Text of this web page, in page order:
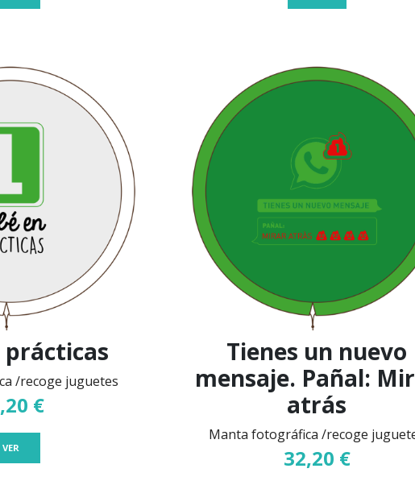
prácticas
/recoge juguetes
€
VER
Tienes un nuevo
mensaje. Pañal:
atrás
Manta fotográfica /recoge
32,20 €